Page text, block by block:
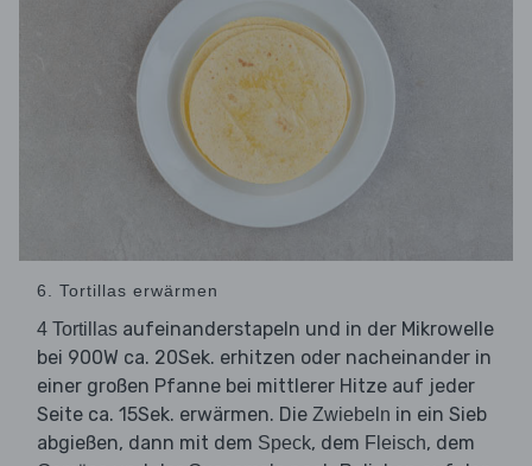
6. Tortillas erwärmen
4 Tortillas aufeinanderstapeln und in der Mikrowelle
bei 900W ca. 20Sek. erhitzen oder nacheinander in
einer großen Pfanne bei mittlerer Hitze auf jeder
Seite ca. 15Sek. erwärmen. Die Zwiebeln in ein Sieb
abgießen, dann mit dem Speck, dem Fleisch, dem